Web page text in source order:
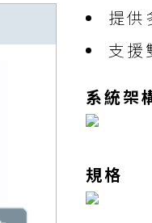
提供
支援
系統架
規格